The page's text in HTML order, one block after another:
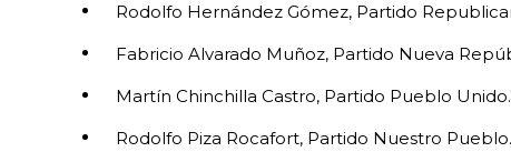
Rodolfo Hernández Gómez, Partido
Fabricio Alvarado Muñoz, Partido Nueva
Martín Chinchilla Castro, Partido Pueblo Unido.
Rodolfo Piza Rocafort, Partido Nuestro Pueblo.